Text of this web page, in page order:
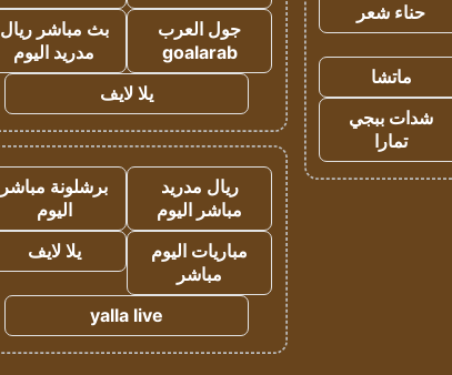
حناء شعر
ماتشا
شدات ببجي
تمارا
جول العرب
goalarab
بث مباشر ريال
مدريد اليوم
يلا لايف
ريال مدريد
مباشر اليوم
برشلونة مباشر
اليوم
مباريات اليوم
مباشر
يلا لايف
yalla live